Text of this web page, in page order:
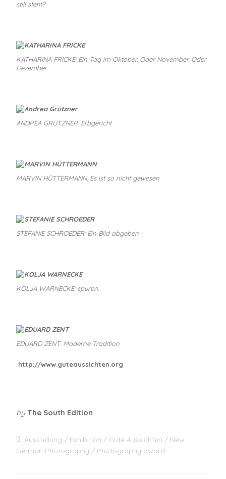
still steht?
KATHARINA FRICKE: Ein Tag im Oktober. Oder November. Oder
Dezember.
ANDREA GRÜTZNER: Erbgericht
MARVIN HÜTTERMANN: Es ist so nicht gewesen
STEFANIE SCHROEDER: Ein Bild abgeben
KOLJA WARNECKE: spuren.
EDUARD ZENT: Moderne Tradition
http://www.guteaussichten.org
by The South Edition
Ausstellung Exhibition Gute Aussichten
New
German Photography
Photography award